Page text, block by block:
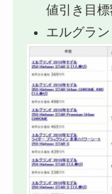
値引き目
エルグラ